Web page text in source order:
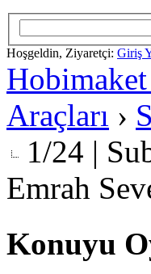
Hoşgeldin, Ziyaretçi: Giriş
Araçları ›
1/24 |
Emrah
Konuyu